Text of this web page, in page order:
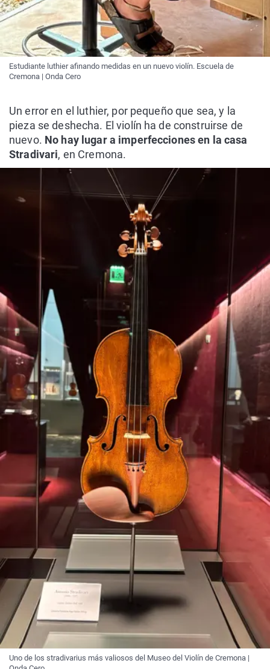
Estudiante luthier afinando medidas en un nuevo violín. Escuela de
Cremona | Onda Cero
Un error en el luthier, por pequeño que sea, y la
pieza se deshecha. El violín ha de construirse de
nuevo. No hay lugar a imperfecciones en la casa
Stradivari, en Cremona.
Uno de los stradivarius más valiosos del Museo del Violín de Cremona |